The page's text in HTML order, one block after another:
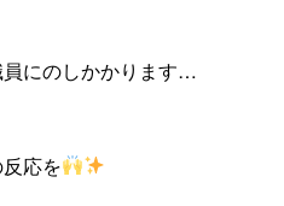
にのしかかります…
応を